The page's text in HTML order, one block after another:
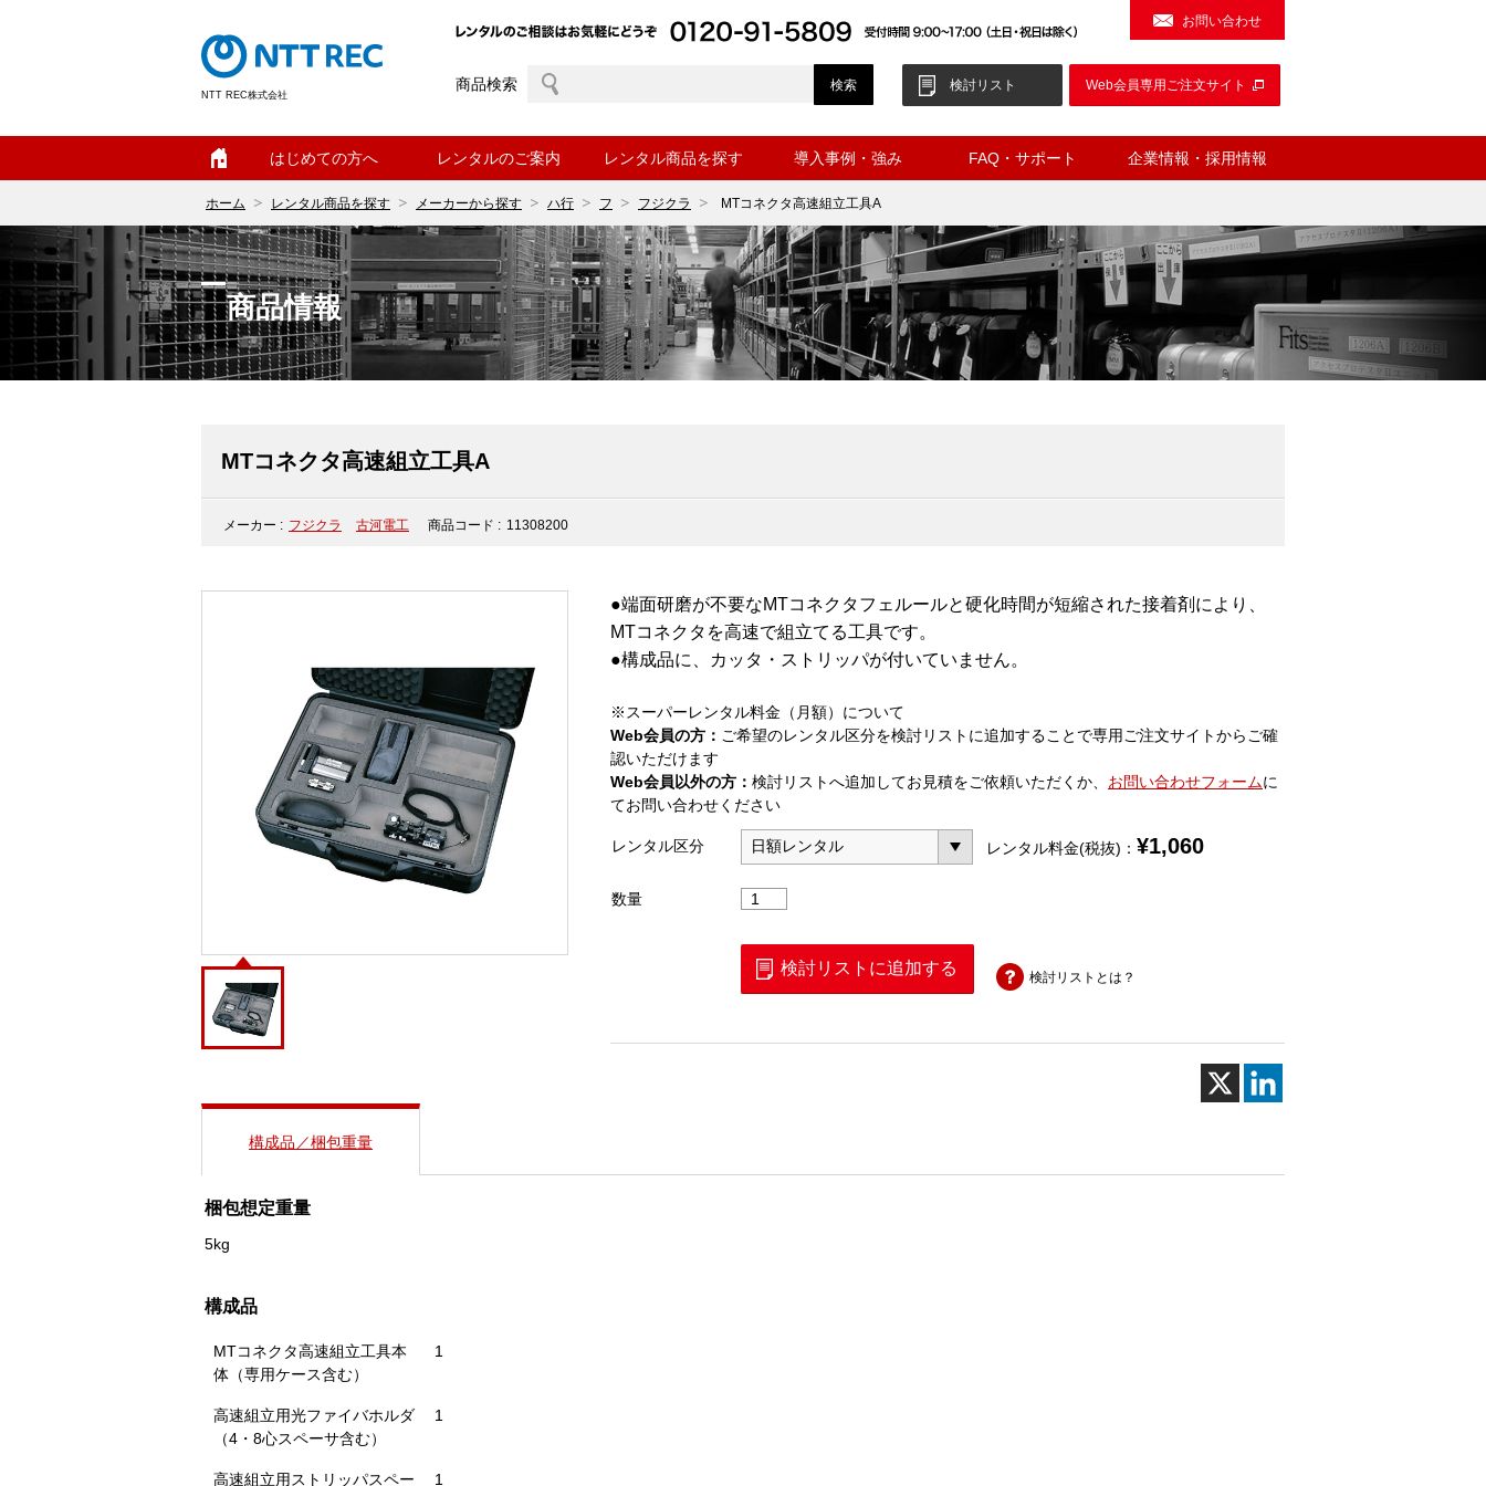
NTT REC株式会社
お問い合わせ
商品検索 検討リスト Web会員専用ご注文サイト
はじめての方へ レンタルのご案内 レンタル商品を探す 導入事例・強み FAQ・サポート 企業情報・採用情報
ホーム レンタル商品を探す メーカーから探す ハ行 フ フジクラ MTコネクタ高速組立工具A
商品情報
MTコネクタ高速組立工具A
メーカー : フジクラ 古河電工 商品コード : 11308200
●端面研磨が不要なMTコネクタフェルールと硬化時間が短縮された接着剤により、
MTコネクタを高速で組立てる工具です。
●構成品に、カッタ・ストリッパが付いていません。
※スーパーレンタル料金（月額）について
Web会員の方： ご希望のレンタル区分を検討リストに追加することで専用ご注文サイトからご確
認いただけます
Web会員以外の方： 検討リストへ追加してお見積をご依頼いただくか、 お問い合わせフォームに
てお問い合わせください
レンタル区分 レンタル料金(税抜)： ¥1,060
数量
MT
ネ
タ
個
検討リストに追加する 検討リストとは？
構成品／梱包重量
梱包想定重量
5kg
構成品
MTコネクタ高速組立工具本
体（専用ケース含む）
1
高速組立用光ファイバホルダ
（4・8心スペーサ含む）
1
高速組立用ストリッパスペー
1